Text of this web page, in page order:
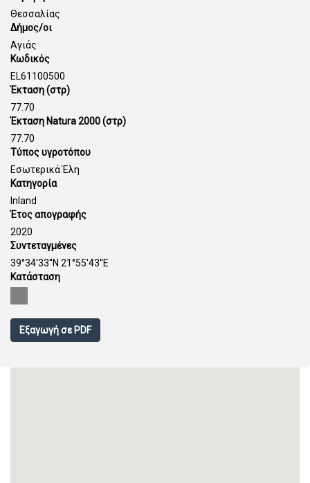
Θεσσαλίας
Δήμος/οι
Αγιάς
Κωδικός
EL61100500
Έκταση (στρ)
77.70
Έκταση Natura 2000 (στρ)
77.70
Τύπος υγροτόπου
Εσωτερικά Έλη
Κατηγορία
Inland
Έτος απογραφής
2020
Συντεταγμένες
39°34'33''N 21°55'43''E
Κατάσταση
Εξαγωγή σε PDF